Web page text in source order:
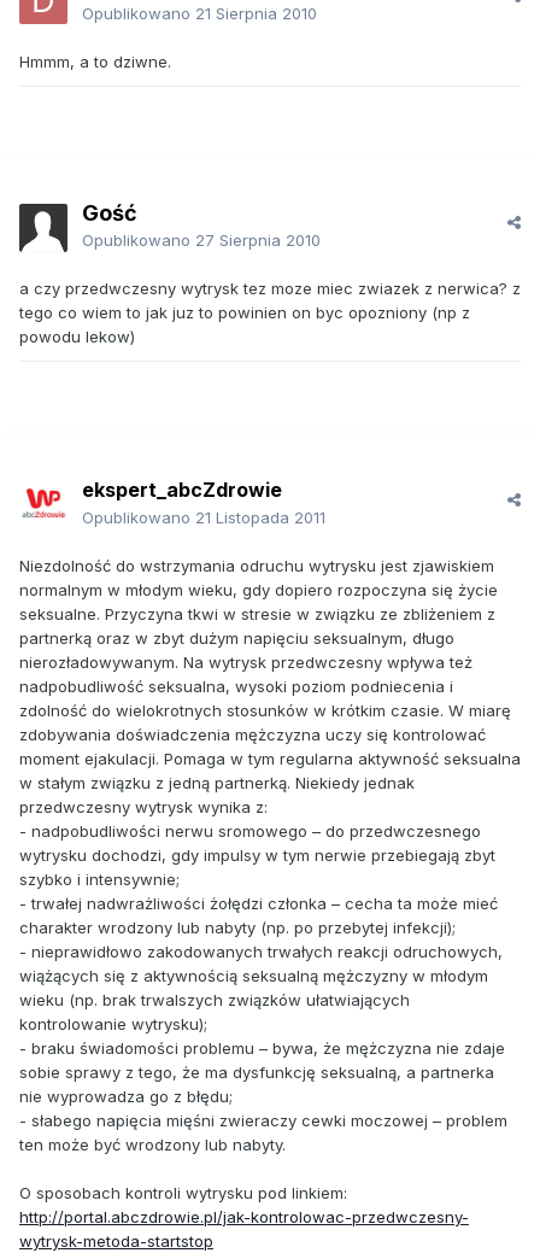
Opublikowano 21 Sierpnia 2010
Hmmm, a to dziwne.
Gość
Opublikowano 27 Sierpnia 2010
a czy przedwczesny wytrysk tez moze miec zwiazek z nerwica? z
tego co wiem to jak juz to powinien on byc opozniony (np z
powodu lekow)
ekspert_abcZdrowie
Opublikowano 21 Listopada 2011
Niezdolność do wstrzymania odruchu wytrysku jest zjawiskiem
normalnym w młodym wieku, gdy dopiero rozpoczyna się życie
seksualne. Przyczyna tkwi w stresie w związku ze zbliżeniem z
partnerką oraz w zbyt dużym napięciu seksualnym, długo
nierozładowywanym. Na wytrysk przedwczesny wpływa też
nadpobudliwość seksualna, wysoki poziom podniecenia i
zdolność do wielokrotnych stosunków w krótkim czasie. W miarę
zdobywania doświadczenia mężczyzna uczy się kontrolować
moment ejakulacji. Pomaga w tym regularna aktywność seksualna
w stałym związku z jedną partnerką. Niekiedy jednak
przedwczesny wytrysk wynika z:
- nadpobudliwości nerwu sromowego – do przedwczesnego
wytrysku dochodzi, gdy impulsy w tym nerwie przebiegają zbyt
szybko i intensywnie;
- trwałej nadwrażliwości żołędzi członka – cecha ta może mieć
charakter wrodzony lub nabyty (np. po przebytej infekcji);
- nieprawidłowo zakodowanych trwałych reakcji odruchowych,
wiążących się z aktywnością seksualną mężczyzny w młodym
wieku (np. brak trwalszych związków ułatwiających
kontrolowanie wytrysku);
- braku świadomości problemu – bywa, że mężczyzna nie zdaje
sobie sprawy z tego, że ma dysfunkcję seksualną, a partnerka
nie wyprowadza go z błędu;
- słabego napięcia mięśni zwieraczy cewki moczowej – problem
ten może być wrodzony lub nabyty.
O sposobach kontroli wytrysku pod linkiem:
http://portal.abczdrowie.pl/jak-kontrolowac-przedwczesny-
wytrysk-metoda-startstop